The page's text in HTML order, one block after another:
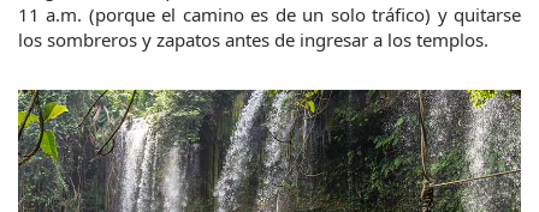
11 a.m. (porque el camino es de un solo tráfico) y quitarse
los sombreros y zapatos antes de ingresar a los templos.